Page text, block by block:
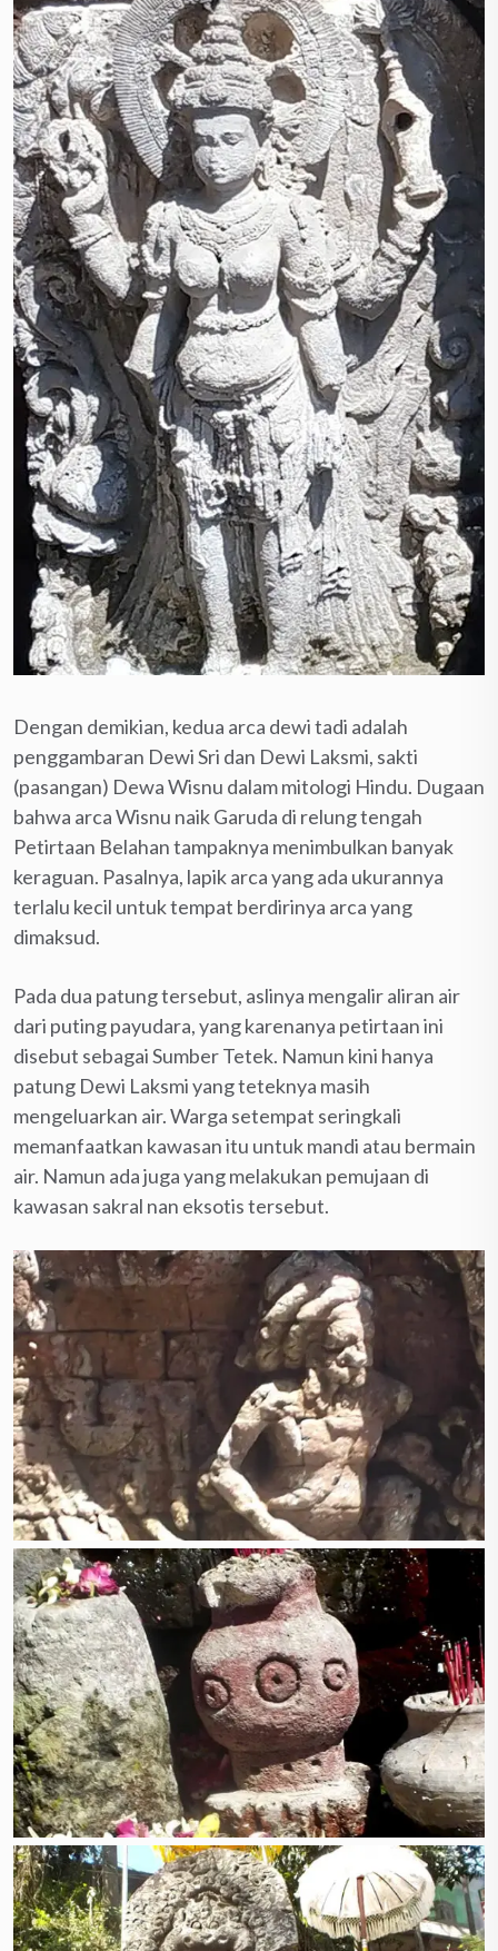
Dengan demikian, kedua arca dewi tadi adalah
penggambaran Dewi Sri dan Dewi Laksmi, sakti
(pasangan) Dewa Wisnu dalam mitologi Hindu. Dugaan
bahwa arca Wisnu naik Garuda di relung tengah
Petirtaan Belahan tampaknya menimbulkan banyak
keraguan. Pasalnya, lapik arca yang ada ukurannya
terlalu kecil untuk tempat berdirinya arca yang
dimaksud.
Pada dua patung tersebut, aslinya mengalir aliran air
dari puting payudara, yang karenanya petirtaan ini
disebut sebagai Sumber Tetek. Namun kini hanya
patung Dewi Laksmi yang teteknya masih
mengeluarkan air. Warga setempat seringkali
memanfaatkan kawasan itu untuk mandi atau bermain
air. Namun ada juga yang melakukan pemujaan di
kawasan sakral nan eksotis tersebut.